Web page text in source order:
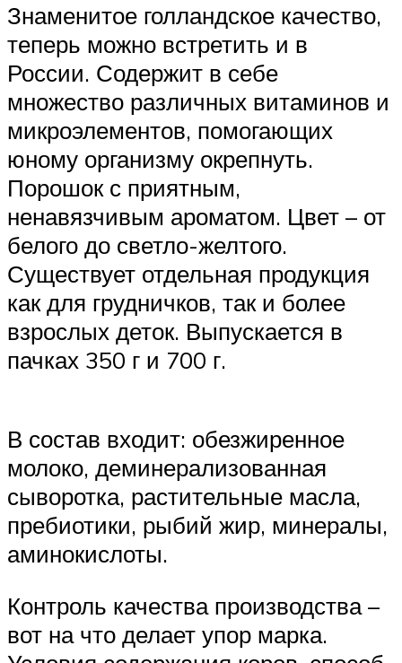
Знаменитое голландское качество,
теперь можно встретить и в
России. Содержит в себе
множество различных витаминов и
микроэлементов, помогающих
юному организму окрепнуть.
Порошок с приятным,
ненавязчивым ароматом. Цвет – от
белого до светло-желтого.
Существует отдельная продукция
как для грудничков, так и более
взрослых деток. Выпускается в
пачках 350 г и 700 г.
В состав входит: обезжиренное
молоко, деминерализованная
сыворотка, растительные масла,
пребиотики, рыбий жир, минералы,
аминокислоты.
Контроль качества производства –
вот на что делает упор марка.